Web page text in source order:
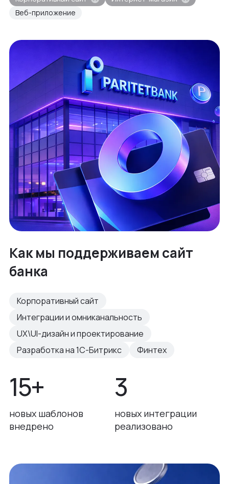
Веб-приложение
Как мы поддерживаем сайт
банка
Корпоративный сайт
Интеграции и омниканальность
UX\UI-дизайн и проектирование
Разработка на 1С-Битрикс
Финтех
15+
новых шаблонов
внедрено
3
новых интеграции
реализовано